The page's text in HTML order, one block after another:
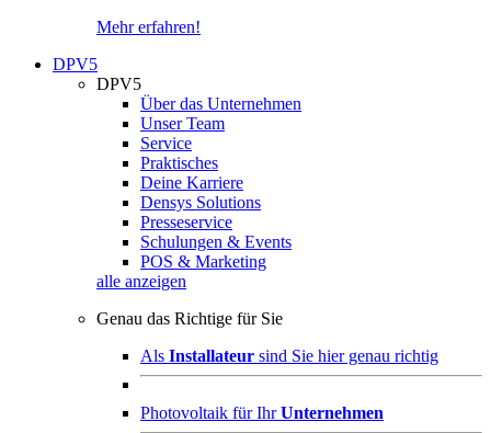
Mehr erfahren!
DPV5
DPV5
Über das Unternehmen
Unser Team
Service
Praktisches
Deine Karriere
Densys Solutions
Presseservice
Schulungen & Events
POS & Marketing
alle anzeigen
Genau das Richtige für Sie
Als Installateur sind Sie hier genau richtig
Photovoltaik für IhrUnternehmen